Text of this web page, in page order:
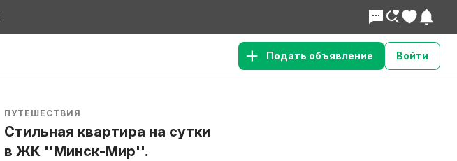
Подать объявление Войти
ПУТЕШЕСТВИЯ
Стильная квартира на сутки
в ЖК ''Минск-Мир''.